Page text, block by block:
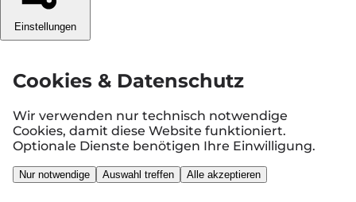
Einstellungen
Cookies & Datenschutz
Wir verwenden nur technisch notwendige
Cookies, damit diese Website funktioniert.
Optionale Dienste benötigen Ihre Einwilligung.
Nur notwendige Auswahl treffen Alle akzeptieren